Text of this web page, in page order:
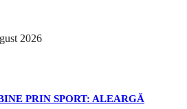
2026
PRIN SPORT: ALEARGĂ